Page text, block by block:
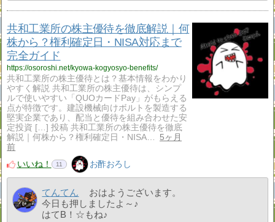
共和工業所の株主優待を徹底解説｜何
株から？権利確定日・NISA対応まで
完全ガイド
https://osoroshi.net/kyowa-kogyosyo-benefits/
共和工業所の株主優待とは？基本情報をわかり
やすく解説 共和工業所の株主優待は、シンプ
ルで使いやすい「QUOカードPay」がもらえる
点が特徴です。建設機械向けボルトを製造する
堅実企業であり、配当と優待を組み合わせた安
定投資 […] 投稿 共和工業所の株主優待を徹底
解説｜何株から？権利確定日・NISA…
5ヶ月
前
いいね！
11 お酢おろし
てんてん
おはようございます。
今日も押しましたよ～♪
はてB！☆もね♪